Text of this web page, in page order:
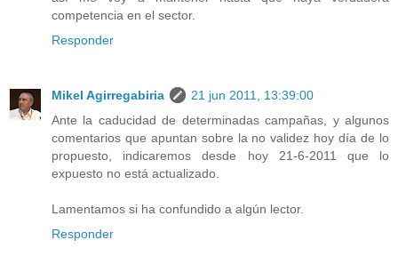
competencia en el sector.
Responder
Mikel Agirregabiria
21 jun 2011, 13:39:00
Ante la caducidad de determinadas campañas, y algunos
comentarios que apuntan sobre la no validez hoy día de lo
propuesto, indicaremos desde hoy 21-6-2011 que lo
expuesto no está actualizado.
Lamentamos si ha confundido a algún lector.
Responder